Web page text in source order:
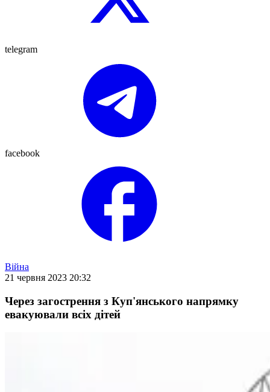
telegram
facebook
Війна
21 червня 2023 20:32
Через загострення з Куп'янського напрямку
евакуювали всіх дітей